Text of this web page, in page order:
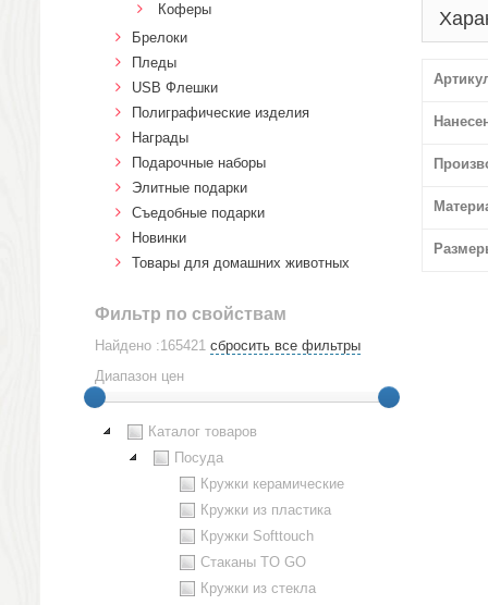
Коферы
Брелоки
Пледы
USB Флешки
Полиграфические изделия
Награды
Подарочные наборы
Элитные подарки
Cъедобные подарки
Новинки
Товары для домашних животных
Фильтр по свойствам
Найдено :165421 сбросить все фильтры
Диапазон цен
Каталог товаров
Посуда
Кружки керамические
Кружки из пластика
Кружки Softtouch
Стаканы TO GO
Кружки из стекла